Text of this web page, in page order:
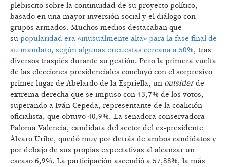
plebiscito sobre la continuidad de su proyecto político,
basado en una mayor inversión social y el diálogo con
grupos armados. Muchos medios destacaban que
su popularidad era «inusualmente alta» para la fase final de
su mandato, según algunas encuestas cercana a 50%, tras
diversos traspiés durante su gestión. Pero la primera vuelta
de las elecciones presidenciales concluyó con el sorpresivo
primer lugar de Abelardo de la Espriella, un outsiderde
extrema derecha que se impuso con 43,7% de los votos,
superando a Iván Cepeda, representante de la coalición
oficialista, que obtuvo 40,9%. La senadora conservadora
Paloma Valencia, candidata del sector del ex-presidente
Álvaro Uribe, quedó muy por detrás de ambos candidatos y
por debajo de sus propias expectativas al alcanzar un
escaso 6,9%. La participación ascendió a 57,88%, la más